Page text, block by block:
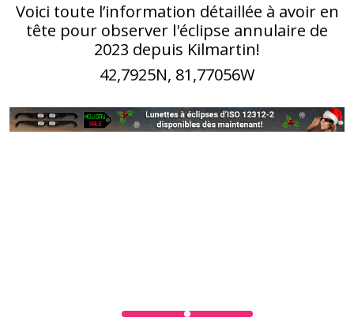
Voici toute l’information détaillée à avoir en
tête pour observer l'éclipse annulaire de
2023 depuis Kilmartin!
42,7925N, 81,77056W